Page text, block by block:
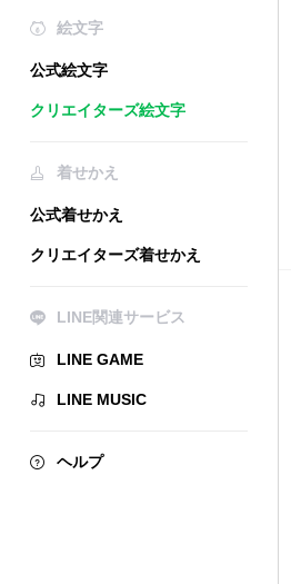
絵文字
公式絵文字
クリエイターズ絵文字
着せかえ
公式着せかえ
クリエイターズ着せかえ
LINE関連サービス
LINE GAME
LINE MUSIC
ヘルプ